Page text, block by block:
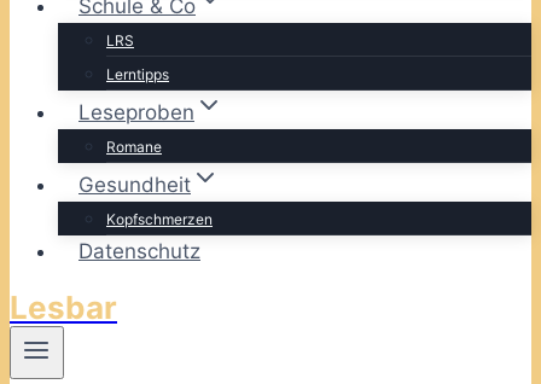
Schule & Co
LRS
Lerntipps
Leseproben
Romane
Gesundheit
Kopfschmerzen
Datenschutz
Lesbar